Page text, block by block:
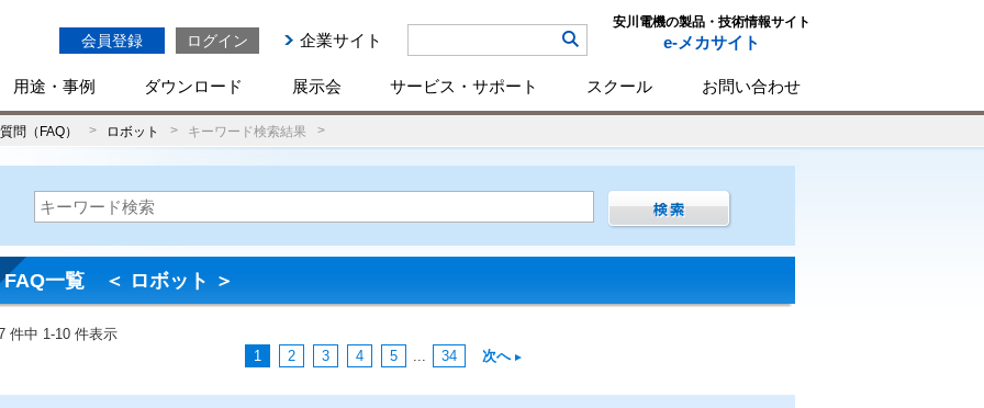
会員登録 ログイン 企業サイト
安川電機の製品・技術情報サイト
e-メカサイト
用途・事例 ダウンロード 展示会 サービス・サポート スクール お問い合わせ
問（FAQ） ロボット キーワード検索結果
FAQ一覧 ＜ ロボット ＞
件中 1-10 件表示
1
2 3 4 5 ... 34 次へ